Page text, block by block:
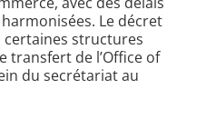
Le décret
structures
transfert de l’Office of
du secrétariat au